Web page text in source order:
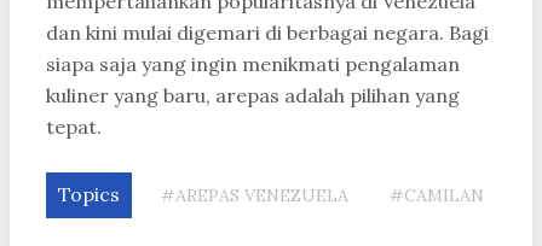
dan kini mulai digemari di berbagai negara. Bagi
siapa saja yang ingin menikmati pengalaman
kuliner yang baru, arepas adalah pilihan yang
tepat.
Topics #AREPAS VENEZUELA #CAMILAN